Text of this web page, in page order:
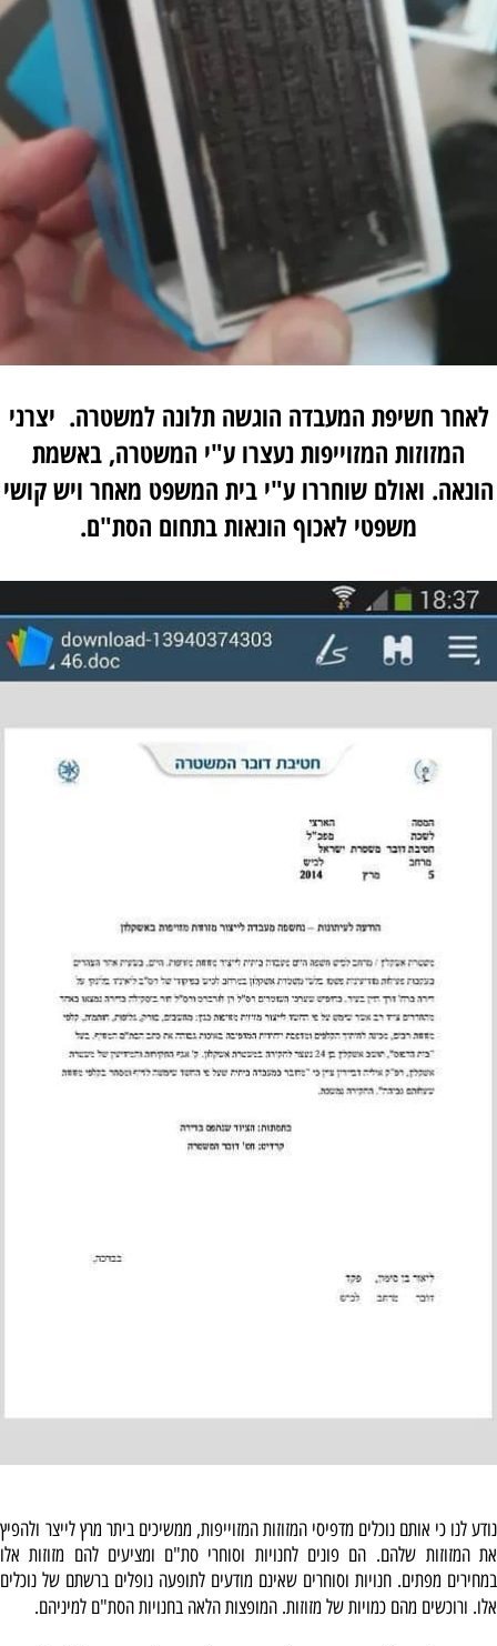
לאחר חשיפת המעבדה הוגשה תלונה למשטרה. יצרני
המזוזות המזוייפות נעצרו ע"י המשטרה, באשמת
הונאה. ואולם שוחררו ע"י בית המשפט מאחר ויש קושי
משפטי לאכוף הונאות בתחום הסת"ם.
נודע לנו כי אותם נוכלים מדפיסי המזוזות המזוייפות, ממשיכים ביתר מרץ לייצר ולהפיץ
את המזוזות שלהם. הם פונים לחנויות וסוחרי סת"ם ומציעים להם מזוזות אלו
במחירים מפתים. חנויות וסוחרים שאינם מודעים לתופעה נופלים ברשתם של נוכלים
אלו. ורוכשים מהם כמויות של מזוזות. המופצות הלאה בחנויות הסת"ם למיניהם.